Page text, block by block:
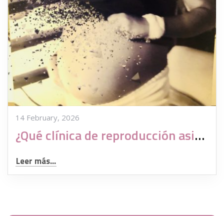
14 February, 2026
¿Qué clínica de reproducción asistida es la mejor?
Leer más...